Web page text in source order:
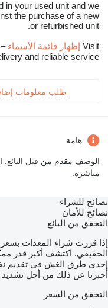
in your used unit and we
the purchase of a new
or refurbished unit.
Visit إظهار قائمة الأسماء
and reliable service
طلب معلومات
هامة
الوصف مقدم من قبل البائع.
مباشرة.
نصائح للشراء
نصائح للأمان
التحقق من البائع
إذا قررت شراء المعدات
الحقيقي. اكتشف أكبر قدر
إحدى طرق الغش في تقديم
أخبرنا عن ذلك من أجل تشديد
التحقق من السعر